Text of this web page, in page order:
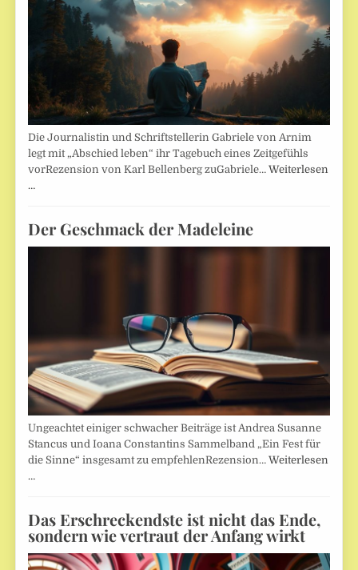
Die Journalistin und Schriftstellerin Gabriele von Arnim
legt mit „Abschied leben“ ihr Tagebuch eines Zeitgefühls
vorRezension von Karl Bellenberg zuGabriele…Weiterlesen
…
Der Geschmack der Madeleine
Ungeachtet einiger schwacher Beiträge ist Andrea Susanne
Stancus und Ioana Constantins Sammelband „Ein Fest für
die Sinne“ insgesamt zu empfehlenRezension…Weiterlesen
…
Das Erschreckendste ist nicht das Ende,
sondern wie vertraut der Anfang wirkt